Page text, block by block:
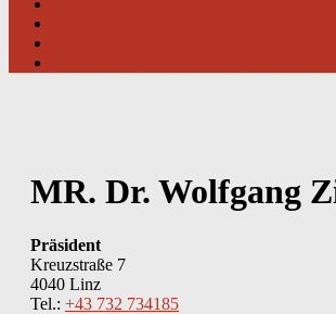
MR. Dr. Wolfgang
Präsident
Kreuzstraße 7
4040 Linz
Tel.: +43 732 734185